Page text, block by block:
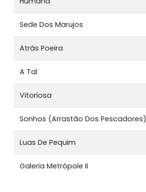
Sede Dos Marujos
Atrás Poeira
A Tal
Vitoriosa
Sonhos (Arrastão Dos Pescadores)
Luas De Pequim
Galeria Metrópole II